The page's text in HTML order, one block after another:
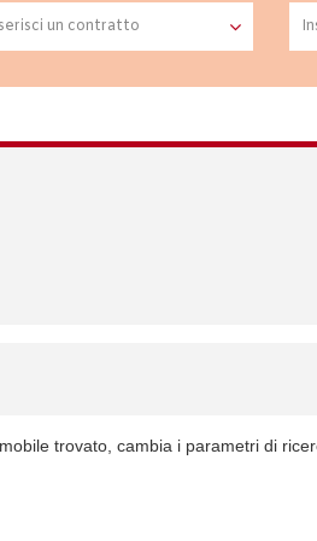
trovato, cambia i parametri di